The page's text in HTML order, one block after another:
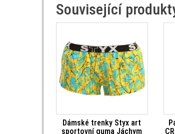
Související
Dámské trenky Styx art
sportovní guma Jáchym